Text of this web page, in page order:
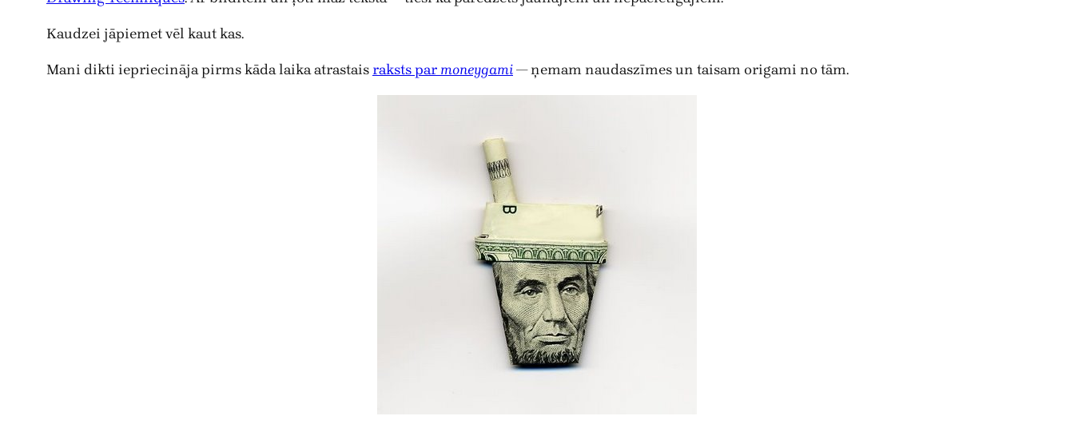
Kaudzei jāpiemet vēl kaut kas.
Mani dikti iepriecināja pirms kāda laika atrastais raksts par moneygami— ņemam naudaszīmes un taisam origami no tām.